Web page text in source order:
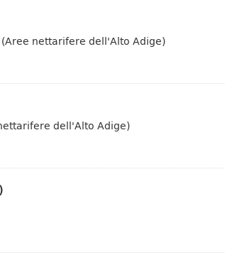
nettarifere dell'Alto Adige)
dell'Alto Adige)